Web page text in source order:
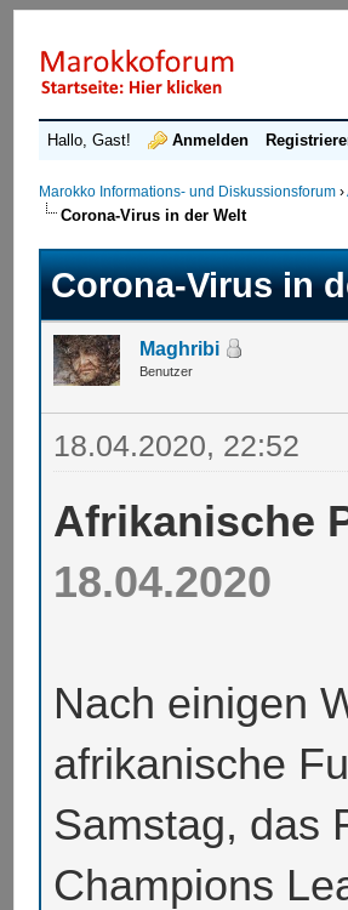
Hallo, Gast! Anmelden
Marokko Informations- und Diskussionsforum ›
Corona-Virus in der Welt
Corona-Virus in
Maghribi
Benutzer
18.04.2020, 22:52
Afrikanische
18.04.2020
Nach einigen
afrikanische
Samstag, das
Champions